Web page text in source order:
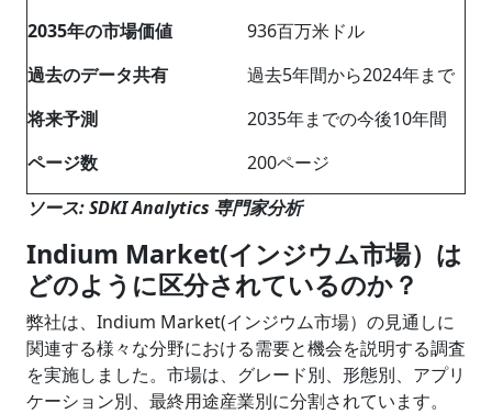
2035年の市場価値
936百万米ドル
過去のデータ共有
過去5年間から2024年まで
将来予測
2035年までの今後10年間
ページ数
200ページ
ソース: SDKI Analytics 専門家分析
Indium Market(インジウム市場）は
どのように区分されているのか？
弊社は、Indium Market(インジウム市場）の見通しに
関連する様々な分野における需要と機会を説明する調査
を実施しました。市場は、グレード別、形態別、アプリ
ケーション別、最終用途産業別に分割されています。